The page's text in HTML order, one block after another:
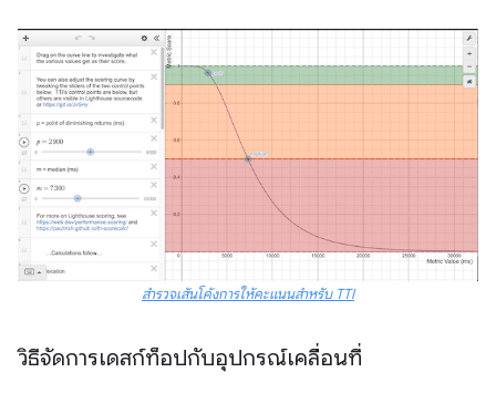
สำรวจเส้นโค้งการให้คะแนนสำหรับ TTI
วิธีจัดการเดสก์ท็อปกับอุปกรณ์เคลื่อนที่